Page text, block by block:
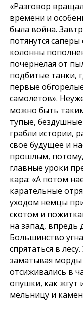
«Разговор
времени и
была война.
потянутся
колонны
почернелая от
подбитые танки,
первые
самолетов».
можно быть
тупые,
грабли истории,
свое будущее и
прошлым,
главные уроки
кара: «А потом
карательные
уходом немцы
скотом и
на запад, впредь
Большинство
спрятаться в
заматывая
отсиживались в
опушки, как жгут
мельницу и